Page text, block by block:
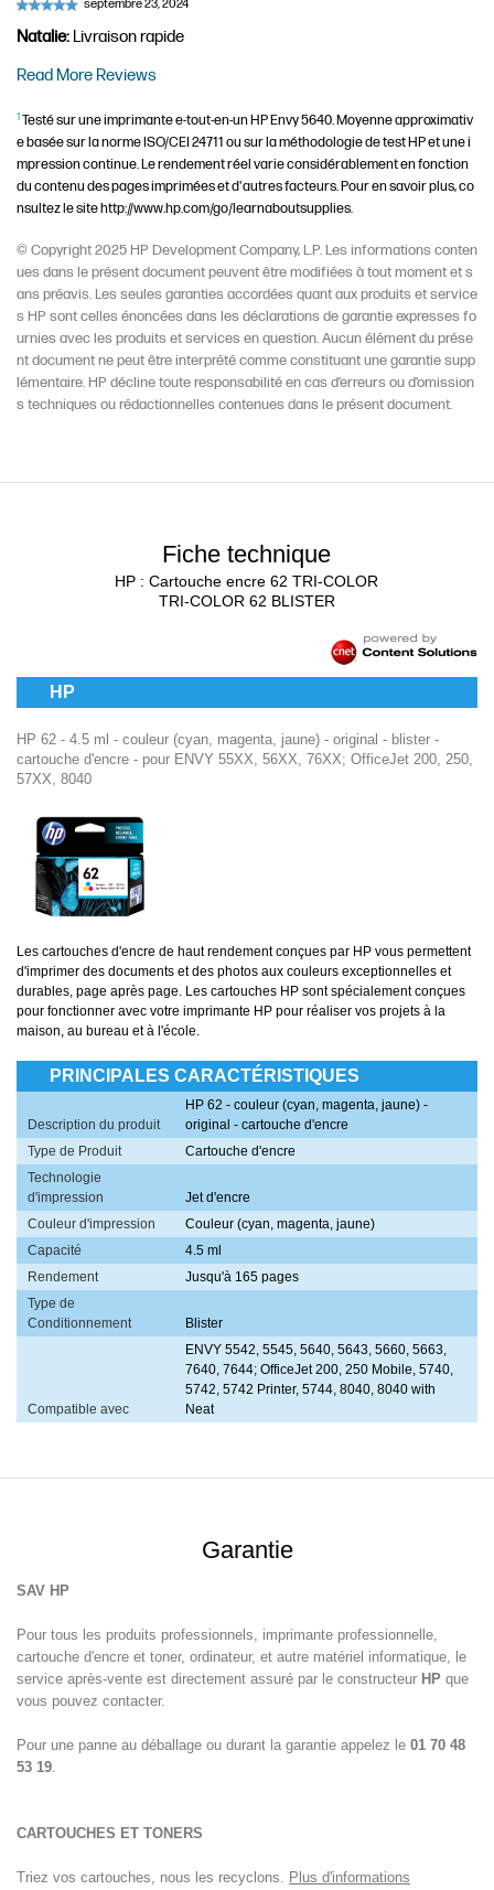
juillet 17, 2025
Natalie: Livraison rapide
Read More Reviews
1 Testé sur une imprimante e-tout-en-un HP Envy 5640. Moyenne approximativ
e basée sur la norme ISO/CEI 24711 ou sur la méthodologie de test HP et une i
mpression continue. Le rendement réel varie considérablement en fonction
du contenu des pages imprimées et d'autres facteurs. Pour en savoir plus, co
nsultez le site http://www.hp.com/go/learnaboutsupplies.
© Copyright 2025 HP Development Company, L.P. Les informations conten
ues dans le présent document peuvent être modifiées à tout moment et s
ans préavis. Les seules garanties accordées quant aux produits et service
s HP sont celles énoncées dans les déclarations de garantie expresses fo
urnies avec les produits et services en question. Aucun élément du prése
nt document ne peut être interprété comme constituant une garantie supp
lémentaire. HP décline toute responsabilité en cas d’erreurs ou d’omission
s techniques ou rédactionnelles contenues dans le présent document.
Fiche technique
HP : Cartouche encre 62 TRI-COLOR
TRI-COLOR 62 BLISTER
HP
HP 62 - 4.5 ml - couleur (cyan, magenta, jaune) - original - blister -
cartouche d'encre - pour ENVY 55XX, 56XX, 76XX; OfficeJet 200, 250,
57XX, 8040
Les cartouches d'encre de haut rendement conçues par HP vous permettent
d'imprimer des documents et des photos aux couleurs exceptionnelles et
durables, page après page. Les cartouches HP sont spécialement conçues
pour fonctionner avec votre imprimante HP pour réaliser vos projets à la
maison, au bureau et à l'école.
PRINCIPALES CARACTÉRISTIQUES
Description du produit
HP 62 - couleur (cyan, magenta, jaune) -
original - cartouche d'encre
Type de Produit
Cartouche d'encre
Technologie
d'impression
Jet d'encre
Couleur d'impression
Couleur (cyan, magenta, jaune)
Capacité
4.5 ml
Rendement
Jusqu'à 165 pages
Type de
Conditionnement
Blister
Compatible avec
ENVY 5542, 5545, 5640, 5643, 5660, 5663,
7640, 7644; OfficeJet 200, 250 Mobile, 5740,
5742, 5742 Printer, 5744, 8040, 8040 with
Neat
Garantie
SAV HP
Pour tous les produits professionnels, imprimante professionnelle,
cartouche d'encre et toner, ordinateur, et autre matériel informatique, le
service après-vente est directement assuré par le constructeur HP que
vous pouvez contacter.
Pour une panne au déballage ou durant la garantie appelez le 01 70 48
53 19.
CARTOUCHES ET TONERS
Triez vos cartouches, nous les recyclons. Plus d'informations